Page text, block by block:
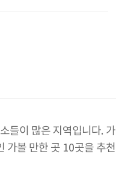
들이 많은 지역입니다. 가
가볼 만한 곳 10곳을 추천